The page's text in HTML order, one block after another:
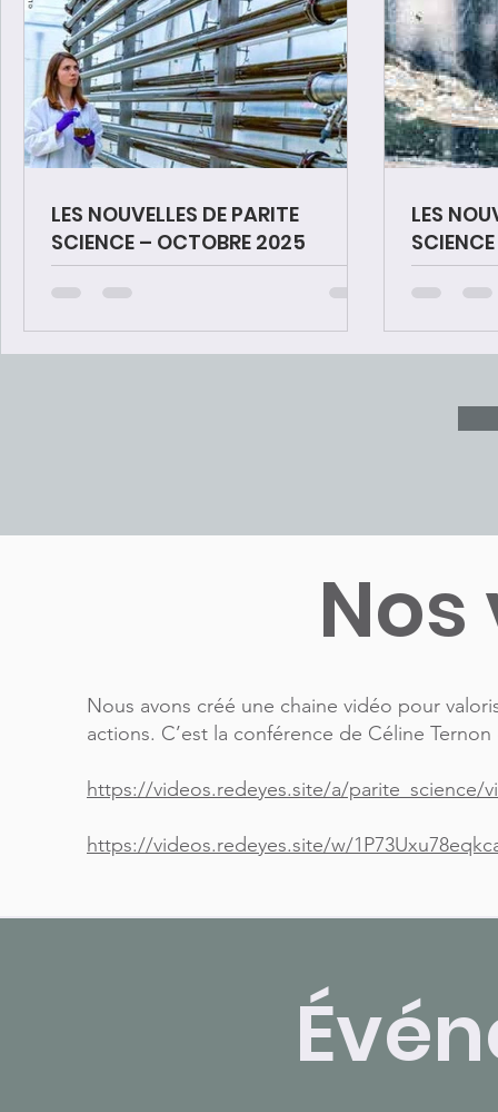
LES NOUVELLES DE PARITE
SCIENCE – OCTOBRE 2025
LES
Nous avons créé une chaine vidéo pour
actions. C’est la conférence de Céline
https://videos.redeyes.site/a/parite_science/
https://videos.redeyes.site/w/